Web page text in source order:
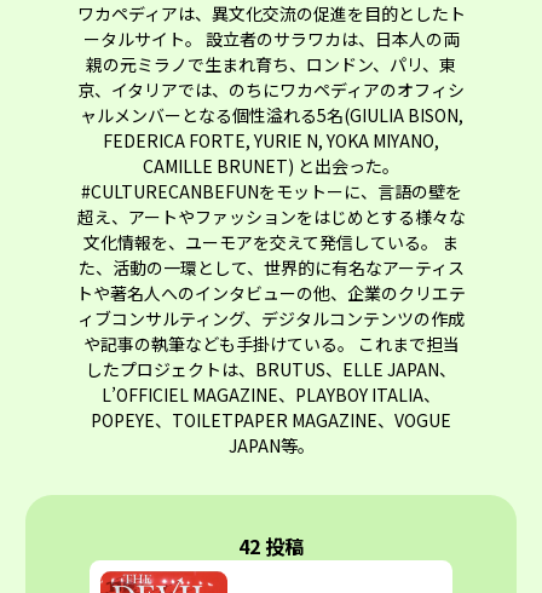
ワカペディアは、異文化交流の促進を目的としたト
ータルサイト。 設立者のサラワカは、日本人の両
親の元ミラノで生まれ育ち、ロンドン、パリ、東
京、イタリアでは、のちにワカペディアのオフィシ
ャルメンバーとなる個性溢れる5名(GIULIA BISON,
FEDERICA FORTE, YURIE N, YOKA MIYANO,
CAMILLE BRUNET) と出会った。
#CULTURECANBEFUNをモットーに、言語の壁を
超え、アートやファッションをはじめとする様々な
文化情報を、ユーモアを交えて発信している。 ま
た、活動の一環として、世界的に有名なアーティス
トや著名人へのインタビューの他、企業のクリエテ
ィブコンサルティング、デジタルコンテンツの作成
や記事の執筆なども手掛けている。 これまで担当
したプロジェクトは、BRUTUS、ELLE JAPAN、
L’OFFICIEL MAGAZINE、PLAYBOY ITALIA、
POPEYE、TOILETPAPER MAGAZINE、VOGUE
JAPAN等。
42 投稿